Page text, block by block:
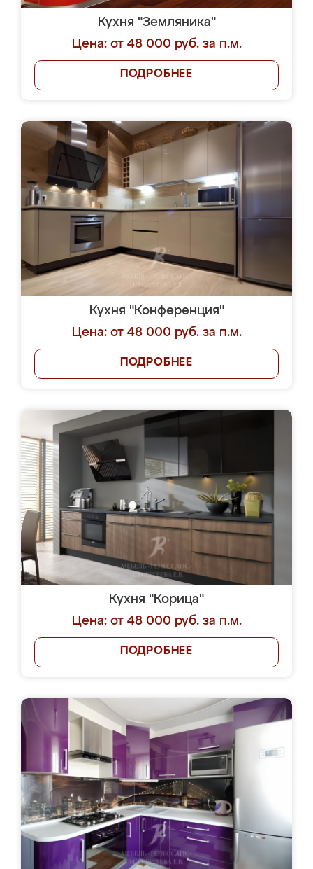
Кухня "Земляника"
Цена: от 48 000 руб. за п.м.
ПОДРОБНЕЕ
Кухня "Конференция"
Цена: от 48 000 руб. за п.м.
ПОДРОБНЕЕ
Кухня "Корица"
Цена: от 48 000 руб. за п.м.
ПОДРОБНЕЕ